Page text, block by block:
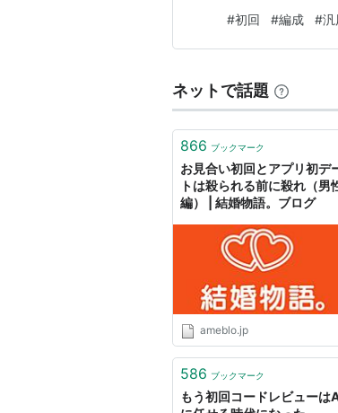
ているものは入れ
の出撃制限で一番
#初回 #編成 #汎
ネットで話題
866 ブックマーク
お見合い初回とアプリ初デ
トは殺られる前に殺れ（男
編） | 結婚物語。ブログ
ameblo.jp
586 ブックマーク
もう初回コードレビューは